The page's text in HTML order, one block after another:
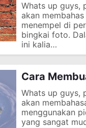
Whats up guys,
akan
menempel di
bingkai foto.
ini kalia…
Cara
Whats up guys,
akan
menggunakan
yang sangat